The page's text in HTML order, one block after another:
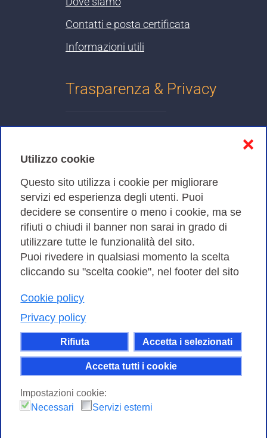
Utilizzo cookie
Questo sito utilizza i cookie per migliorare
servizi ed esperienza degli utenti. Puoi
decidere se consentire o meno i cookie, ma se
rifiuti o chiudi il banner non sarai in grado di
utilizzare tutte le funzionalità del sito.
Puoi rivedere in qualsiasi momento la scelta
cliccando su "scelta cookie", nel footer del sito
Cookie policy
Privacy policy
Rifiuta Accetta i selezionati
Accetta tutti i cookie
❌
Impostazioni cookie:
Necessari
Servizi esterni
Contatti e posta certificata
Informazioni utili
Trasparenza & Privacy
Cookies Policy
Amministrazione trasparente
Bandi di Gara
Consortium GARR - Via dei Tizii, 6 - 00185 Roma | Tel.
| CF 97284570583 – PI 07577141000 | Codice
Destinatario 7EU9KEU |
Il contenuto di questo sito e' rilasciato, tranne dove
altrimenti indicato, secondo i termini della licenza
Creative Commons
stesso modo 4.0 Internazionale.